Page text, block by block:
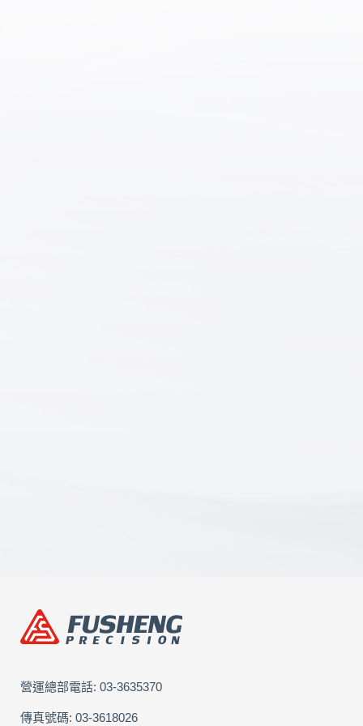
營運總部電話: 03-3635370
傳真號碼: 03-3618026